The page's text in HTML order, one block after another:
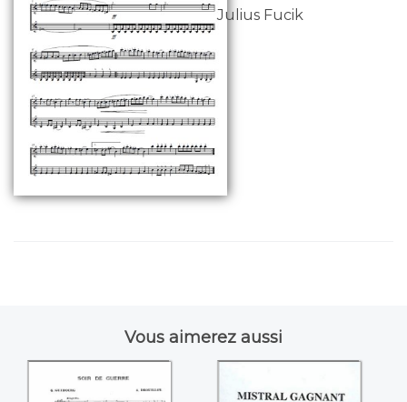
Julius Fucik
Vous aimerez aussi